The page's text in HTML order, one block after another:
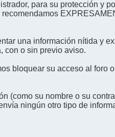
para su protección y
una información nítida y
con o sin previo aviso.
bloquear su acceso al foro
(como su nombre o su
ningún otro tipo de